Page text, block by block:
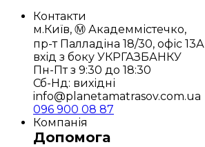
Контакти
м.Київ, Ⓜ️ Академмістечко,
пр-т Палладіна 18/30, офіс 13А
вхід з боку УКРГАЗБАНКУ
Пн-Пт з 9:30 до 18:30
Сб-Нд: вихідні
info@planetamatrasov.com.ua
096 900 08 87
Компанія
Допомога